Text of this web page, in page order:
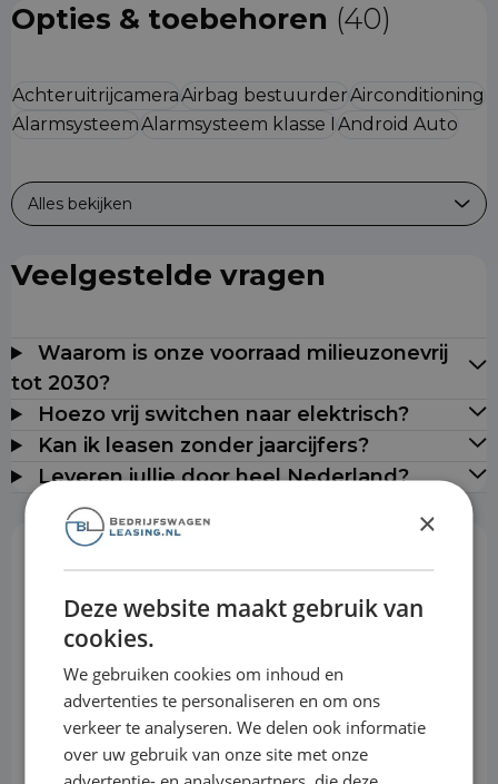
Opties & toebehoren (40)
AchteruitrijcameraAirbag bestuurderAirconditioning
AlarmsysteemAlarmsysteem klasse I Android Auto
Alles bekijken
Veelgestelde vragen
Waarom is onze voorraad milieuzonevrij
tot 2030?
Hoezo vrij switchen naar elektrisch?
Kan ik leasen zonder jaarcijfers?
Leveren jullie door heel Nederland?
Looptijd
×
Deze website maakt gebruik van
cookies.
We gebruiken cookies om inhoud en
advertenties te personaliseren en om ons
verkeer te analyseren. We delen ook informatie
over uw gebruik van onze site met onze